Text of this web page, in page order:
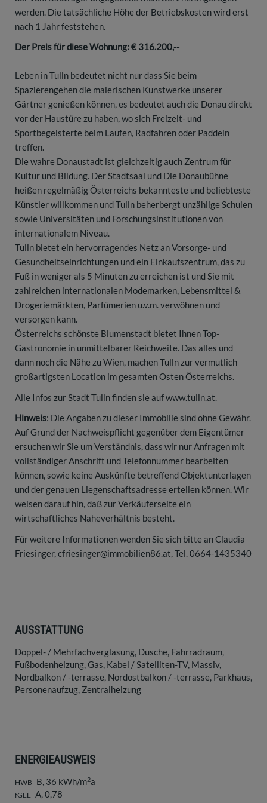
werden. Die tatsächliche Höhe der Betriebskosten wird erst
nach 1 Jahr feststehen.
Der Preis für diese Wohnung: € 316.200,--
Leben in Tulln bedeutet nicht nur dass Sie beim
Spazierengehen die malerischen Kunstwerke unserer
Gärtner genießen können, es bedeutet auch die Donau direkt
vor der Haustüre zu haben, wo sich Freizeit- und
Sportbegeisterte beim Laufen, Radfahren oder Paddeln
treffen.
Die wahre Donaustadt ist gleichzeitig auch Zentrum für
Kultur und Bildung. Der Stadtsaal und Die Donaubühne
heißen regelmäßig Österreichs bekannteste und beliebteste
Künstler willkommen und Tulln beherbergt unzählige Schulen
sowie Universitäten und Forschungsinstitutionen von
internationalem Niveau.
Tulln bietet ein hervorragendes Netz an Vorsorge- und
Gesundheitseinrichtungen und ein Einkaufszentrum, das zu
Fuß in weniger als 5 Minuten zu erreichen ist und Sie mit
zahlreichen internationalen Modemarken, Lebensmittel &
Drogeriemärkten, Parfümerien u.v.m. verwöhnen und
versorgen kann.
Österreichs schönste Blumenstadt bietet Ihnen Top-
Gastronomie in unmittelbarer Reichweite. Das alles und
dann noch die Nähe zu Wien, machen Tulln zur vermutlich
großartigsten Location im gesamten Osten Österreichs.
Alle Infos zur Stadt Tulln finden sie auf www.tulln.at.
Hinweis: Die Angaben zu dieser Immobilie sind ohne Gewähr.
Auf Grund der Nachweispflicht gegenüber dem Eigentümer
ersuchen wir Sie um Verständnis, dass wir nur Anfragen mit
vollständiger Anschrift und Telefonnummer bearbeiten
können, sowie keine Auskünfte betreffend Objektunterlagen
und der genauen Liegenschaftsadresse erteilen können. Wir
weisen darauf hin, daß zur Verkäuferseite ein
wirtschaftliches Naheverhältnis besteht.
Für weitere Informationen wenden Sie sich bitte an Claudia
Friesinger, cfriesinger@immobilien86.at, Tel. 0664-1435340
AUSSTATTUNG
Doppel- / Mehrfachverglasung Dusche Fahrradraum
Fußbodenheizung Gas Kabel / Satelliten-TV Massiv
Nordbalkon / -terrasse Nordostbalkon / -terrasse Parkhaus
Personenaufzug Zentralheizung
ENERGIEAUSWEIS
HWB B, 36 kWh/m2a
fGEE A, 0,78